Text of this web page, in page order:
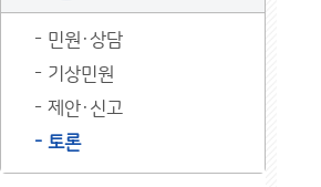
민원·상담
기상민원
제안·신고
토론